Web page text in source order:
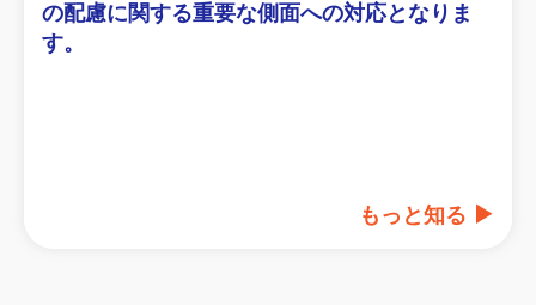
の配慮に関する重要な側面への対応となりま
す。
もっと知る